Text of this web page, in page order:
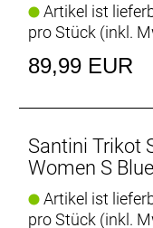
Artikel ist
pro Stück (inkl.
89,99 EUR
Santini Trikot
Women S
Artikel ist
pro Stück (inkl.